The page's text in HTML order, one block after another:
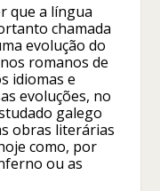
que a língua
chamada
evolução do
romanos de
idiomas e
evoluções, no
galego
obras literárias
como, por
ou as